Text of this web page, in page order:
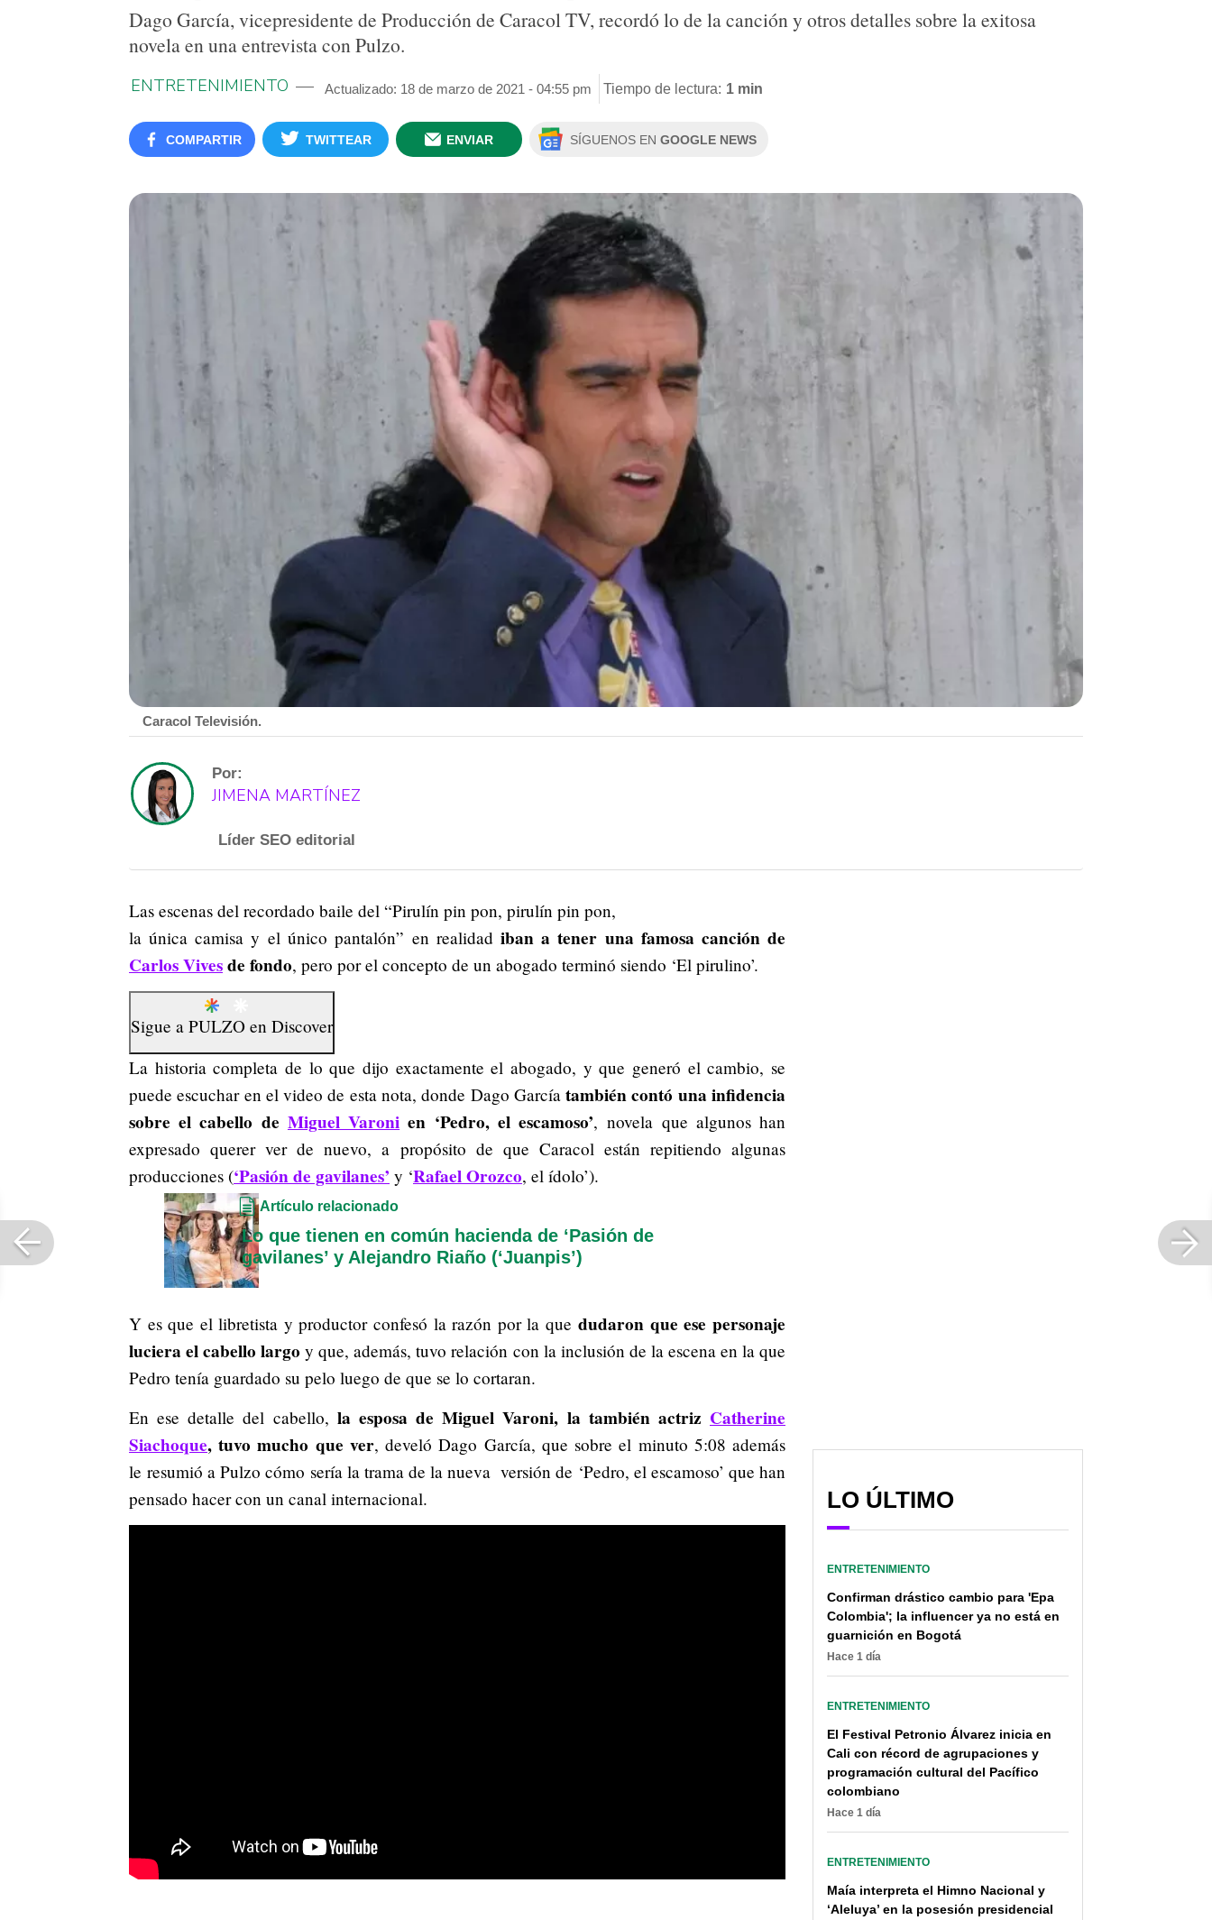
Dago García, vicepresidente de Producción de Caracol TV, recordó lo de la canción y otros detalles sobre la exitosa
novela en una entrevista con Pulzo.
ENTRETENIMIENTO Actualizado: 18 de marzo de 2021 - 04:55 pm Tiempo de lectura: 1 min
COMPARTIR TWITTEAR ENVIAR SÍGUENOS EN GOOGLE NEWS
Caracol Televisión.
Por:
JIMENA MARTÍNEZ
Líder SEO editorial
Las escenas del recordado baile del “Pirulín pin pon, pirulín pin pon,
la única camisa y el único pantalón” en realidad iban a tener una famosa canción de
Carlos Vivesde fondo, pero por el concepto de un abogado terminó siendo ‘El pirulino’.
Sigue a PULZO en Discover
La historia completa de lo que dijo exactamente el abogado, y que generó el cambio, se
puede escuchar en el video de esta nota, donde Dago Garcíatambién contó una infidencia
sobre el cabello de Miguel Varoni en ‘Pedro, el escamoso’, novela que algunos han
expresado querer ver de nuevo, a propósito de que Caracol están repitiendo algunas
producciones (‘Pasión de gavilanes’ y ‘Rafael Orozco, el ídolo’).
Artículo relacionado
Lo que tienen en común hacienda de ‘Pasión de
gavilanes’ y Alejandro Riaño (‘Juanpis’)
Y es que el libretista y productor confesó la razón por la quedudaron que ese personaje
luciera el cabello largo y que, además, tuvo relación con la inclusión de la escena en la que
Pedro tenía guardado su pelo luego de que se lo cortaran.
En ese detalle del cabello, la esposa de Miguel Varoni, la también actriz Catherine
Siachoque, tuvo mucho que ver, develó Dago García, que sobre el minuto 5:08 además
le resumió a Pulzo cómo sería la trama de la nueva versión de ‘Pedro, el escamoso’ que han
pensado hacer con un canal internacional.
LO ÚLTIMO
ENTRETENIMIENTO
Confirman drástico cambio para 'Epa
Colombia'; la influencer ya no está en
guarnición en Bogotá
Hace 1 día
ENTRETENIMIENTO
El Festival Petronio Álvarez inicia en
Cali con récord de agrupaciones y
programación cultural del Pacífico
colombiano
Hace 1 día
ENTRETENIMIENTO
Maía interpreta el Himno Nacional y
‘Aleluya’ en la posesión presidencial